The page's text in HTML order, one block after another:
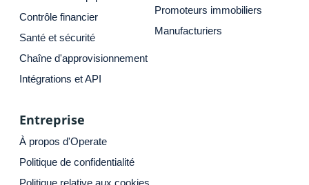
Contrôle financier
Santé et sécurité
Chaîne d'approvisionnement
Intégrations et API
Promoteurs immobiliers
Manufacturiers
Entreprise
À propos d'Operate
Politique de confidentialité